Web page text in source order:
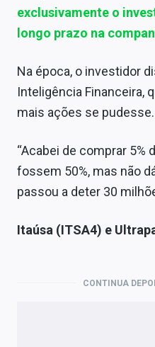
exclusivamente o
longo prazo na
Na época, o investidor
Inteligência Financeira,
mais ações se pudesse.
“Acabei de comprar 5%
fossem 50%, mas não
passou a deter 30
Itaúsa (ITSA4) e
CONTINUA